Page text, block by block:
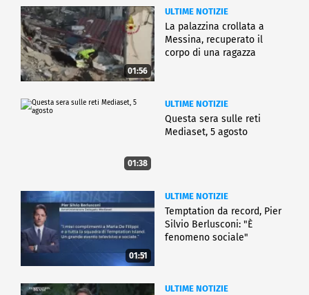
01:56
ULTIME NOTIZIE
La palazzina crollata a
Messina, recuperato il
corpo di una ragazza
01:38
ULTIME NOTIZIE
Questa sera sulle reti
Mediaset, 5 agosto
01:51
ULTIME NOTIZIE
Temptation da record, Pier
Silvio Berlusconi: "È
fenomeno sociale"
ULTIME NOTIZIE